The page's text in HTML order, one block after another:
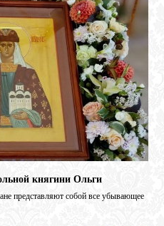
княгини Ольги
представляют собой все убывающее